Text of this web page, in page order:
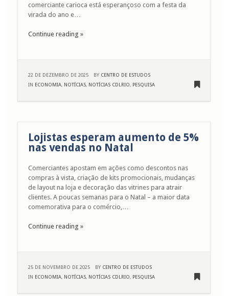
comerciante carioca está esperançoso com a festa da
virada do ano e…
Continue reading »
22 DE DEZEMBRO DE 2025 BY CENTRO DE ESTUDOS
IN ECONOMIA NOTÍCIAS NOTÍCIAS CDLRIO PESQUISA
Lojistas esperam aumento de 5%
nas vendas no Natal
Comerciantes apostam em ações como descontos nas
compras à vista, criação de kits promocionais, mudanças
de layout na loja e decoração das vitrines para atrair
clientes. A poucas semanas para o Natal – a maior data
comemorativa para o comércio,…
Continue reading »
25 DE NOVEMBRO DE 2025 BY CENTRO DE ESTUDOS
IN ECONOMIA NOTÍCIAS NOTÍCIAS CDLRIO PESQUISA